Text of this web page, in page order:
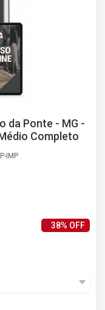
da Ponte - MG -
Completo
IMP
38% OFF